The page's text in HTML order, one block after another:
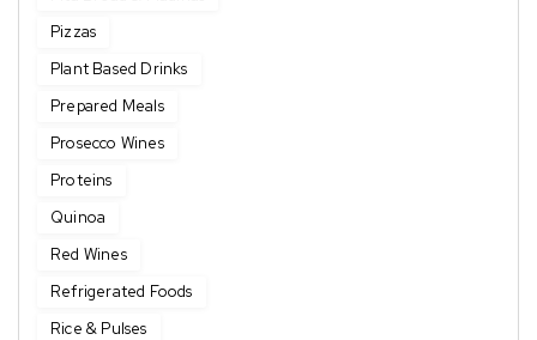
Pizzas
Plant Based Drinks
Prepared Meals
Prosecco Wines
Proteins
Quinoa
Red Wines
Refrigerated Foods
Rice & Pulses